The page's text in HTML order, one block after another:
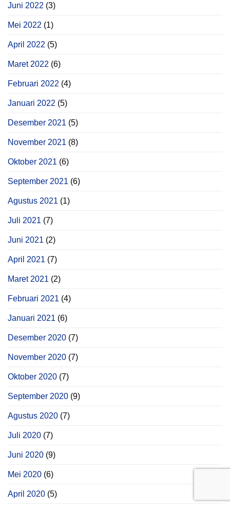
Juni 2022 (3)
Mei 2022 (1)
April 2022 (5)
Maret 2022 (6)
Februari 2022 (4)
Januari 2022 (5)
Desember 2021 (5)
November 2021 (8)
Oktober 2021 (6)
September 2021 (6)
Agustus 2021 (1)
Juli 2021 (7)
Juni 2021 (2)
April 2021 (7)
Maret 2021 (2)
Februari 2021 (4)
Januari 2021 (6)
Desember 2020 (7)
November 2020 (7)
Oktober 2020 (7)
September 2020 (9)
Agustus 2020 (7)
Juli 2020 (7)
Juni 2020 (9)
Mei 2020 (6)
April 2020 (5)